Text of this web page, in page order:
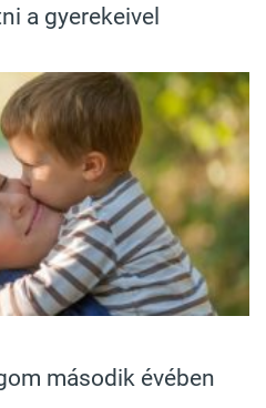
a gyerekeivel
második évében